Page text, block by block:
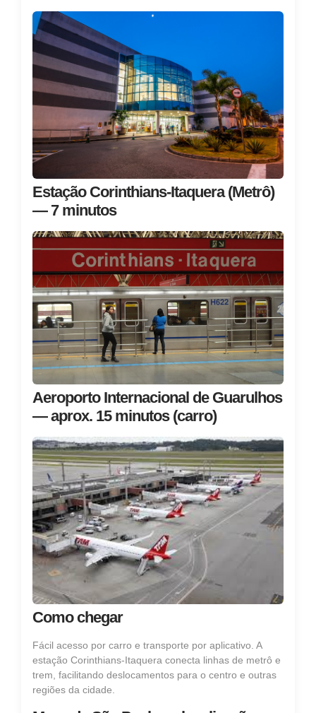
Estação Corinthians‑Itaquera (Metrô)
— 7 minutos
Aeroporto Internacional de Guarulhos
— aprox. 15 minutos (carro)
Como chegar
Fácil acesso por carro e transporte por aplicativo. A
estação Corinthians‑Itaquera conecta linhas de metrô e
trem, facilitando deslocamentos para o centro e outras
regiões da cidade.